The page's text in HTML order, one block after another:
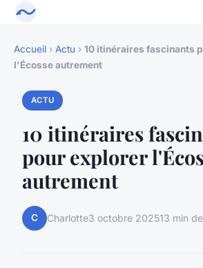
Accueil › Actu › 10 itinéraires fascinants
l'Écosse autrement
ACTU
10 itinéraires
pour explorer
autrement
C Charlotte3 octobre 202513 min